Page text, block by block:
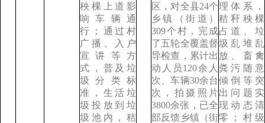
秧棵上道影
响车辆通
行；通过村
广播、入户
宣讲等方
式，普及垃
圾分类标
准，生活垃
圾投放到垃
圾池内，秸
区，对全县24个
乡镇（街道）
309个村，完成
了五轮全覆盖督
导检查，累计出
动人员120余人
次、车辆30余台
次，拍摄照片
3800余张，已全
部反馈乡镇（街
理体系，
秸秆秧棵
占道、垃
圾乱堆乱
放、畜禽
粪污随意
倾倒等突
出问题实
现动态清
零；村级